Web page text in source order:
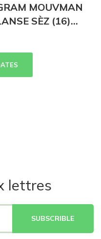
MOUVMAN
SÈZ (16)
lettres
SUBSCRIBLE